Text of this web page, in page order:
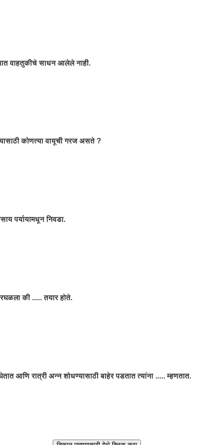
वाहतुकीचे साधन आलेले नाही.
कोणत्या वायूची गरज असते ?
पर्यायामधून निवडा.
की ..... तयार होते.
आणि रात्री अन्न शोधण्यासाठी बाहेर पडतात त्यांना ..... म्हणतात.